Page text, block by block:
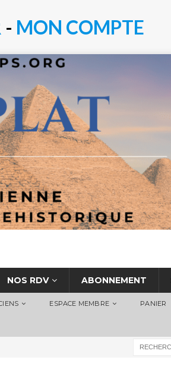
- MON COMPTE
NOS RDV ABONNEMENT
ESPACE MEMBRE PANIER